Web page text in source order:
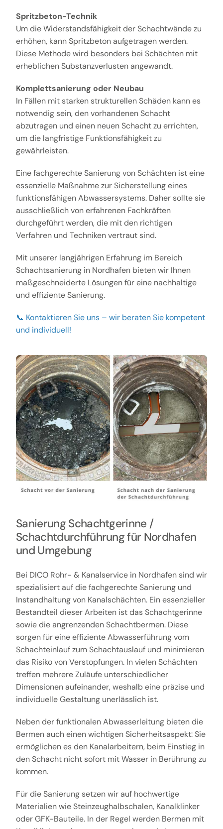
Spritzbeton-Technik
Um die Widerstandsfähigkeit der Schachtwände zu
erhöhen, kann Spritzbeton aufgetragen werden.
Diese Methode wird besonders bei Schächten mit
erheblichen Substanzverlusten angewandt.
Komplettsanierung oder Neubau
In Fällen mit starken strukturellen Schäden kann es
notwendig sein, den vorhandenen Schacht
abzutragen und einen neuen Schacht zu errichten,
um die langfristige Funktionsfähigkeit zu
gewährleisten.
Eine fachgerechte Sanierung von Schächten ist eine
essenzielle Maßnahme zur Sicherstellung eines
funktionsfähigen Abwassersystems. Daher sollte sie
ausschließlich von erfahrenen Fachkräften
durchgeführt werden, die mit den richtigen
Verfahren und Techniken vertraut sind.
Mit unserer langjährigen Erfahrung im Bereich
Schachtsanierung in Nordhafen bieten wir Ihnen
maßgeschneiderte Lösungen für eine nachhaltige
und effiziente Sanierung.
📞 Kontaktieren Sie uns – wir beraten Sie kompetent
und individuell!
Sanierung Schachtgerinne /
Schachtdurchführung für Nordhafen
und Umgebung
Bei DICO Rohr- & Kanalservice in Nordhafen sind wir
spezialisiert auf die fachgerechte Sanierung und
Instandhaltung von Kanalschächten. Ein essenzieller
Bestandteil dieser Arbeiten ist das Schachtgerinne
sowie die angrenzenden Schachtbermen. Diese
sorgen für eine effiziente Abwasserführung vom
Schachteinlauf zum Schachtauslauf und minimieren
das Risiko von Verstopfungen. In vielen Schächten
treffen mehrere Zuläufe unterschiedlicher
Dimensionen aufeinander, weshalb eine präzise und
individuelle Gestaltung unerlässlich ist.
Neben der funktionalen Abwasserleitung bieten die
Bermen auch einen wichtigen Sicherheitsaspekt: Sie
ermöglichen es den Kanalarbeitern, beim Einstieg in
den Schacht nicht sofort mit Wasser in Berührung zu
kommen.
Für die Sanierung setzen wir auf hochwertige
Materialien wie Steinzeughalbschalen, Kanalklinker
oder GFK-Bauteile. In der Regel werden Bermen mit